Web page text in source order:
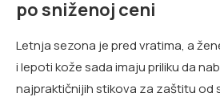
po sniženoj ceni
Letnja sezona je pred vratima, a
i lepoti kože sada imaju priliku da
najpraktičnijih stikova za zaštitu od